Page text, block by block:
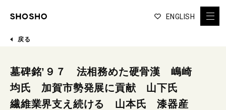
ENGLISH
戻る
墓碑銘’９７ 法相務めた硬骨漢 嶋崎
均氏 加賀市勢発展に貢献 山下氏
繊維業界支え続ける 山本氏 漆器産